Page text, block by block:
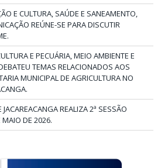
E CULTURA, SAÚDE E SANEAMENTO,
REÚNE-SE PARA DISCUTIR
E PECUÁRIA, MEIO AMBIENTE E
TEMAS RELACIONADOS AOS
MUNICIPAL DE AGRICULTURA NO
REALIZA 2ª SESSÃO
DE 2026.